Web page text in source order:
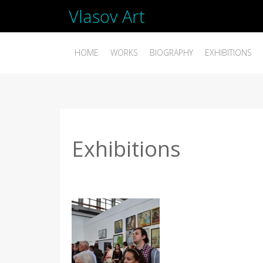
Vlasov Art
HOME WORKS BIOGRAPHY EXHIBITIONS
Exhibitions